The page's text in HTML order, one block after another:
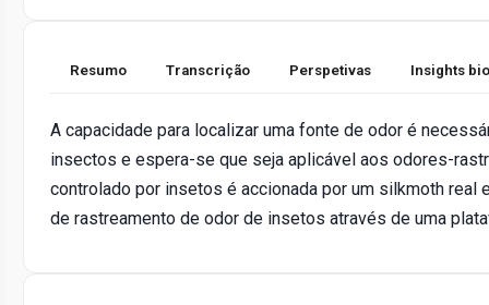
Resumo Transcrição Perspetivas Insights
A capacidade para localizar uma fonte de odor é
insectos e espera-se que seja aplicável aos odores-
controlado por insetos é accionada por um silkmoth real
de rastreamento de odor de insetos através de uma